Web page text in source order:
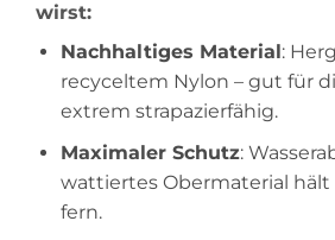
wirst:
Nachhaltiges Material :
recyceltem Nylon – gut für
extrem strapazierfähig.
Maximaler Schutz:
wattiertes Obermaterial hält
fern.